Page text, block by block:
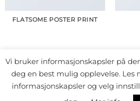
FLATSOME POSTER PRINT
ALLE INNLEGG HENDINGAR
JUBILEUMSÅRET
MITT TJ-DIKT
TOR JONSSON-
Vi bruker informasjonskapsler på
deg en best mulig opplevelse. Les
informasjonskapsler og velg